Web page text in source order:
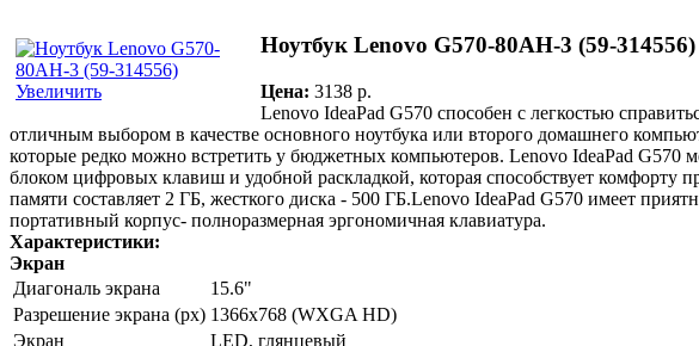
Увеличить
Ноутбук Lenovo G570-80AH-3 (59-314556)
Цена: 3138 p.
Lenovo IdeaPad G570 способен с легкостью
отличным выбором в качестве основного ноутбука или второго домашнего
которые редко можно встретить у бюджетных компьютеров. Lenovo IdeaPad G570
блоком цифровых клавиш и удобной раскладкой, которая способствует комфорту
памяти составляет 2 ГБ, жесткого диска - 500 ГБ.Lenovo IdeaPad G570 имеет
портативный корпус- полноразмерная эргономичная клавиатура.
Характеристики:
Экран
Диагональ экрана
15.6"
Разрешение экрана (px) 1366x768 (WXGA HD)
Экран
LED, глянцевый